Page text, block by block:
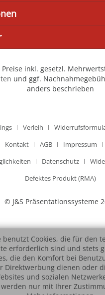
inkl. gesetzl.
und ggf.
anders beschrieben
Verleih
Kontakt AGB Impressum
Datenschutz
Defektes Produkt (RMA)
© J&S Präsentationssysteme
benutzt Cookies, die für den
erforderlich sind und stets
die den Komfort bei
Direktwerbung dienen oder
und sozialen
nur mit Ihrer